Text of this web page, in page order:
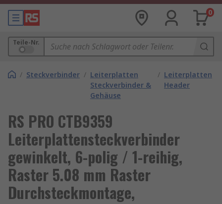
0
Teile-Nr.
/ Steckverbinder / Leiterplatten
Steckverbinder &
Gehäuse
/ Leiterplatten
Header
RS PRO CTB9359
Leiterplattensteckverbinder
gewinkelt, 6-polig / 1-reihig,
Raster 5.08 mm Raster
Durchsteckmontage,